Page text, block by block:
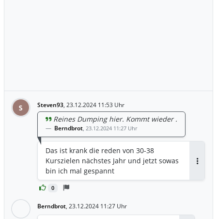
S Steven93, 23.12.2024 11:53 Uhr
0
Reines Dumping hier. Kommt wieder .
Berndbrot, 23.12.2024 11:27 Uhr
Das ist krank die reden von 30-38
Kurszielen nächstes Jahr und jetzt sowas
bin ich mal gespannt
Berndbrot, 23.12.2024 11:27 Uhr